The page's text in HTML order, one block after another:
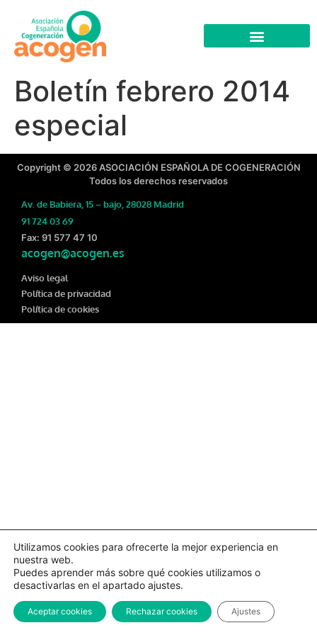
Boletín febrero 2014
especial
Copyright © 2026 ASOCIACIÓN ESPAÑOLA DE COGENERACIÓN
Todos los derechos reservados
Av. de Babiera, 15 – bajo, 28028 Madrid
91 724 03 69
Fax: 91 577 47 10
acogen@acogen.es
Aviso legal
Política de privacidad
Política de cookies
Utilizamos cookies para ofrecerte la mejor experiencia en
nuestra web.
Puedes aprender más sobre qué cookies utilizamos o
desactivarlas en el apartado ajustes.
Aceptar cookies Rechazar cookies Ajustes